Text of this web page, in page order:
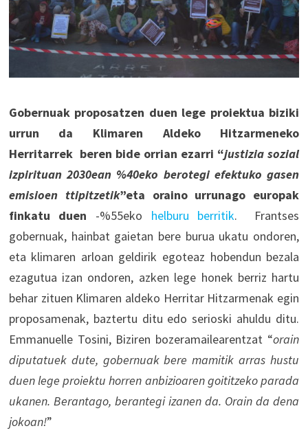
Gobernuak proposatzen duen lege proiektua biziki
urrun da Klimaren Aldeko Hitzarmeneko
Herritarrek beren bide orrian ezarri “justizia sozial
izpirituan 2030ean %40eko berotegi efektuko gasen
emisioen ttipitzetik”eta oraino urrunago europak
finkatu duen -%55eko helburu berritik. Frantses
gobernuak, hainbat gaietan bere burua ukatu ondoren,
eta klimaren arloan geldirik egoteaz hobendun bezala
ezagutua izan ondoren, azken lege honek berriz hartu
behar zituen Klimaren aldeko Herritar Hitzarmenak egin
proposamenak, baztertu ditu edo serioski ahuldu ditu.
Emmanuelle Tosini, Biziren bozeramailearentzat “orain
diputatuek dute, gobernuak bere mamitik arras hustu
duen lege proiektu horren anbizioaren goititzeko parada
ukanen. Berantago, berantegi izanen da. Orain da dena
jokoan!”